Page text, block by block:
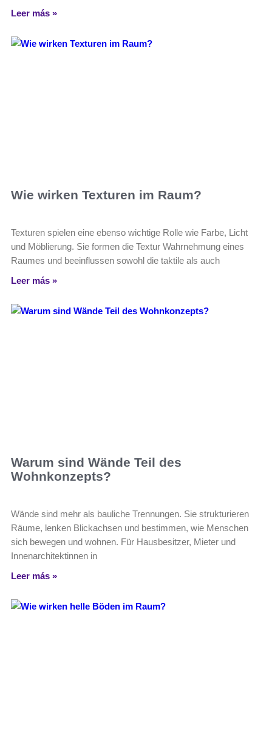
Leer más »
Wie wirken Texturen im Raum?
Texturen spielen eine ebenso wichtige Rolle wie Farbe, Licht
und Möblierung. Sie formen die Textur Wahrnehmung eines
Raumes und beeinflussen sowohl die taktile als auch
Leer más »
Warum sind Wände Teil des
Wohnkonzepts?
Wände sind mehr als bauliche Trennungen. Sie strukturieren
Räume, lenken Blickachsen und bestimmen, wie Menschen
sich bewegen und wohnen. Für Hausbesitzer, Mieter und
Innenarchitektinnen in
Leer más »